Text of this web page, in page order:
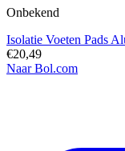
Onbekend
Isolatie Voeten Pads
€20,49
Naar Bol.com